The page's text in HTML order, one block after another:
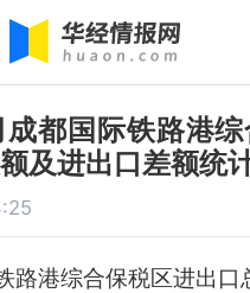
都国际铁路港综
及进出口差额统
路港综合保税区进出口